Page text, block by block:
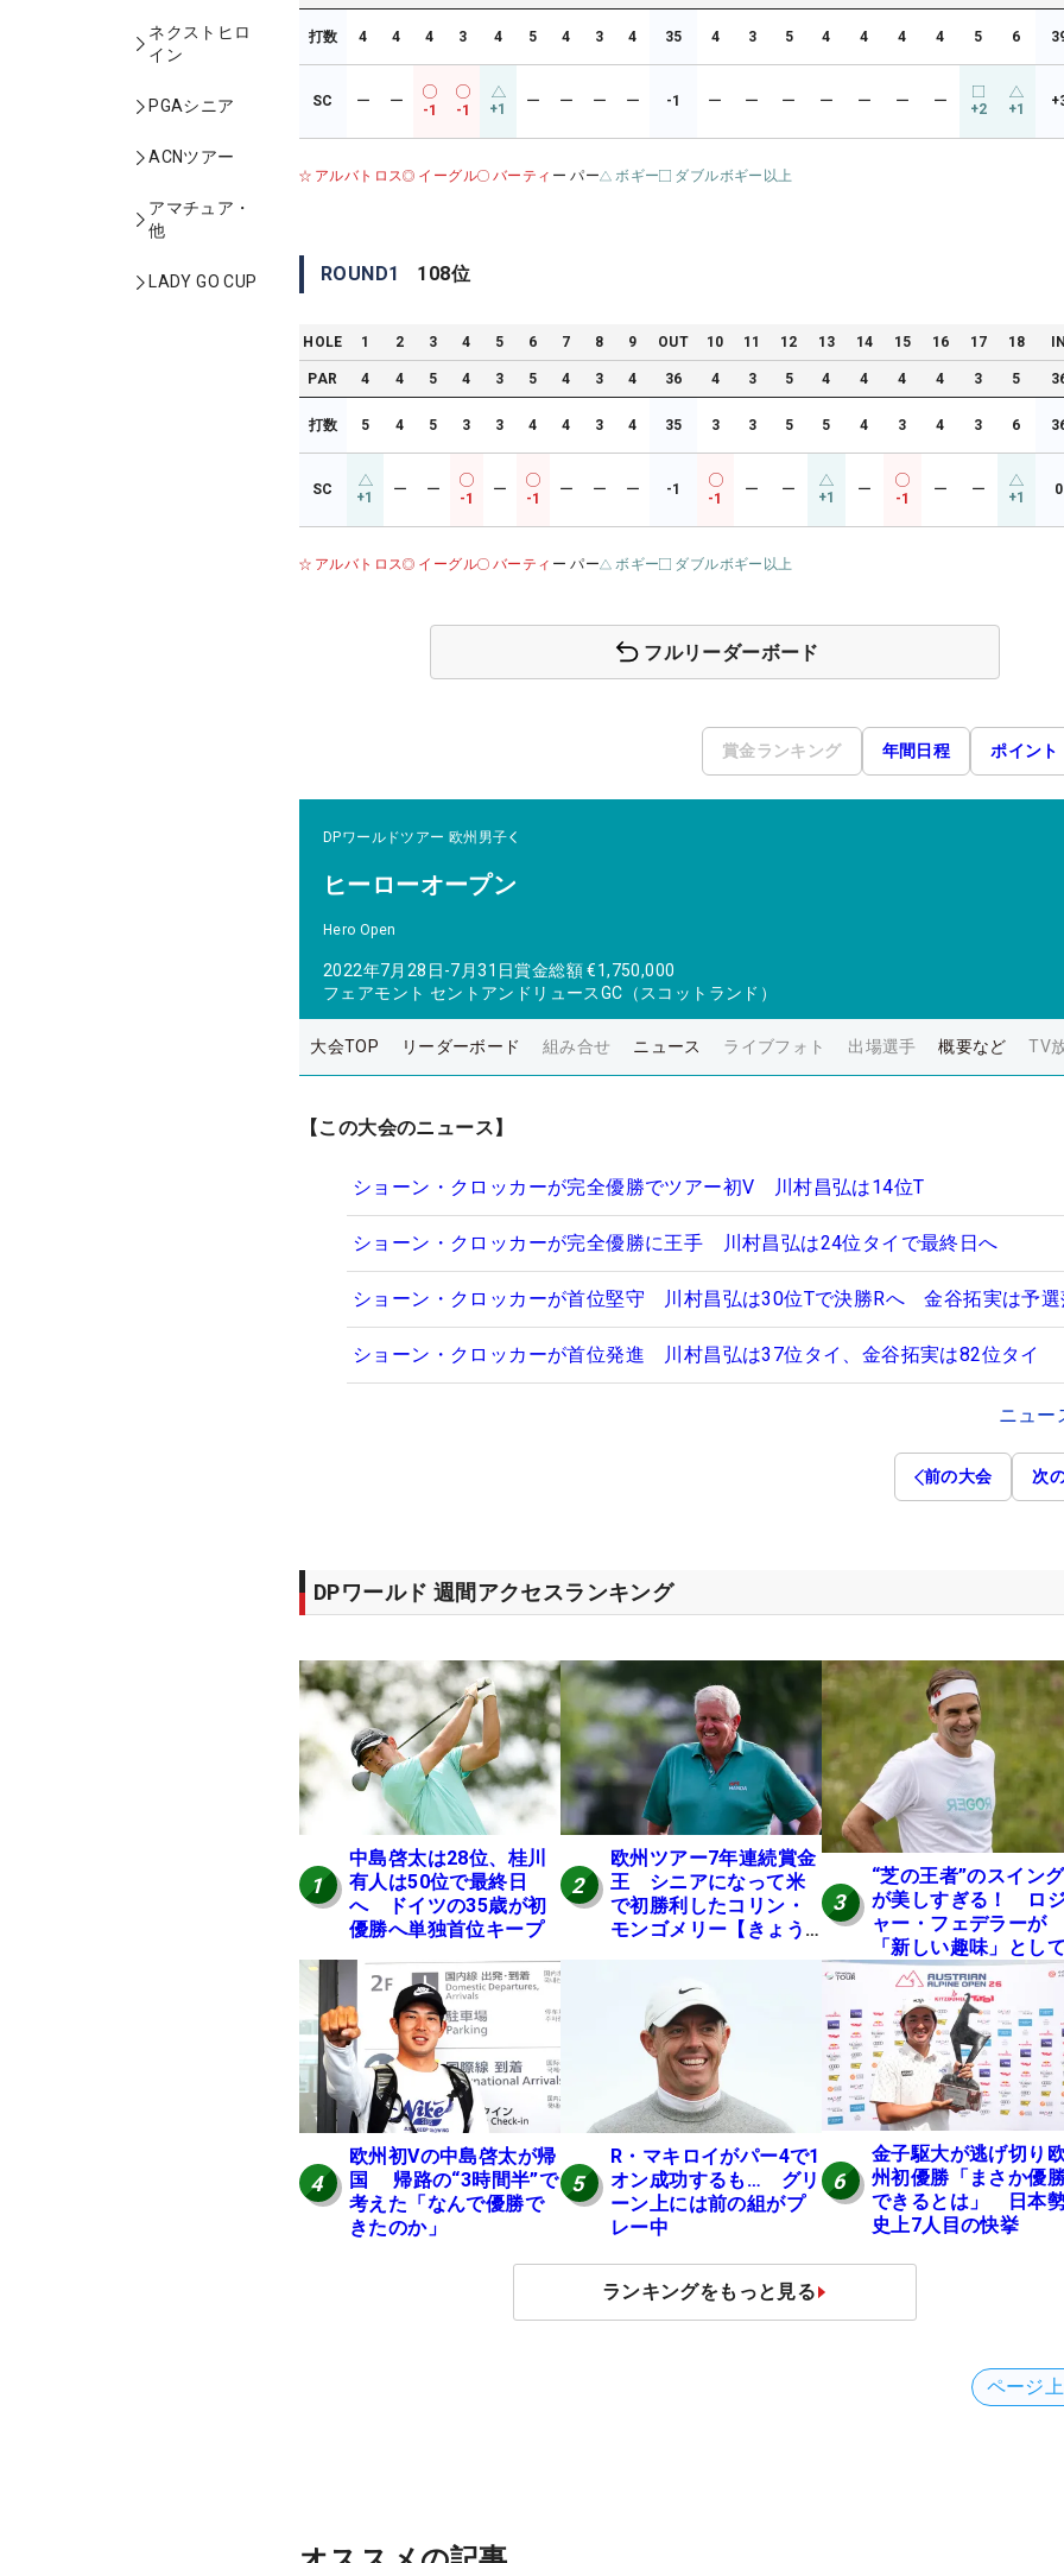
ネクストヒロ
イン
PGAシニア
ACNツアー
アマチュア・
他
LADY GO CUP
打数 4 4 4 3 4 5 4 3 4 35 4 3 5 4 4 4 4 5 6
SC ー ー
-1 -1 +1 ー ー ー ー -1 ー ー ー ー ー ー ー +2 +1
アルバトロス イーグル バーティ ー パー ボギー ダブルボギー以上
ROUND1 108位
HOLE 1 2 3 4 5 6 7 8 9 OUT 10 11 12 13 14 15 16 17 18
PAR 4 4 5 4 3 5 4 3 4 36 4 3 5 4 4 4 4 3 5
打数 5 4 5 3 3 4 4 3 4 35 3 3 5 5 4 3 4 3 6
SC +1 ー ー
-1
ー
-1
ー ー ー -1
-1
ー ー +1 ー
-1
ー ー +1 0
アルバトロス イーグル バーティ ー パー ボギー ダブルボギー以上
フルリーダーボード
賞金ランキング 年間日程 ポイント
DPワールドツアー 欧州男子
ヒーローオープン
Hero Open
2022年7月28日-7月31日賞金総額 €1,750,000
フェアモント セントアンドリュースGC（スコットランド）
大会TOP リーダーボード 組み合せ ニュース ライブフォト 出場選手 概要など TV
【この大会のニュース】
ショーン・クロッカーが完全優勝でツアー初V 川村昌弘は14位T
ショーン・クロッカーが完全優勝に王手 川村昌弘は24位タイで最終日へ
ショーン・クロッカーが首位堅守 川村昌弘は30位Tで決勝Rへ 金谷拓実は予選
ショーン・クロッカーが首位発進 川村昌弘は37位タイ、金谷拓実は82位タイ
ニュー
前の大会 次
DPワールド 週間アクセスランキング
1
中島啓太は28位、桂川
有人は50位で最終日
へ ドイツの35歳が初
優勝へ単独首位キープ
2
欧州ツアー7年連続賞金
王 シニアになって米
で初勝利したコリン・
モンゴメリー【きょう
3
“芝の王者”のスイング
が美しすぎる！ ロ
ャー・フェデラーが
「新しい趣味」とし
ゴルフに挑戦中！
4
欧州初Vの中島啓太が帰
国 帰路の“3時間半”で
考えた「なんで優勝で
きたのか」
5
R・マキロイがパー4で1
オン成功するも… グリ
ーン上には前の組がプ
レー中
6
金子駆大が逃げ切り
州初優勝「まさか優
できるとは」 日本
史上7人目の快挙
ランキングをもっと見る
ページ